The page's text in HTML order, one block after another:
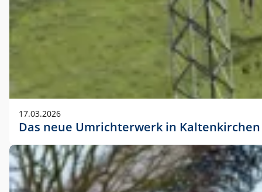
17.03.2026
Das neue Umrichterwerk in Kaltenkirchen